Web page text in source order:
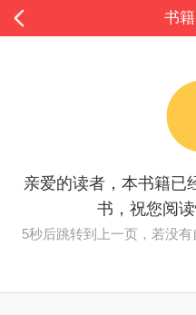
书
亲爱的读者，本书籍已
书，祝您阅读
5秒后跳转到上一页，若没